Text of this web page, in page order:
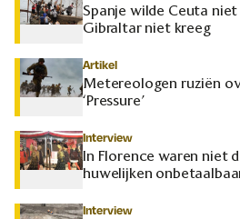
Spanje wilde Ceuta
Gibraltar niet kreeg
Artikel
Metereologen ruziën
‘Pressure’
Interview
In Florence waren niet
huwelijken
Interview